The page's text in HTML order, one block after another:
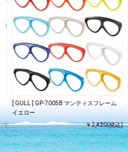
)
[ GULL ] GP-7005B マンティスフレーム
イエロー
￥2,420(税込)